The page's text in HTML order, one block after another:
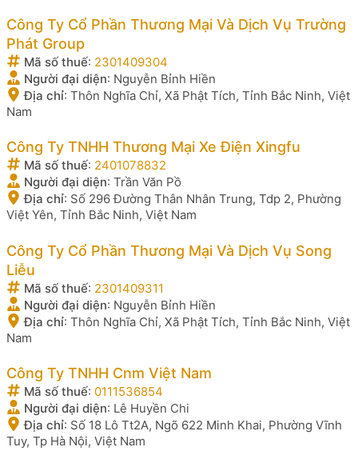
Công Ty Cổ Phần Thương Mại Và Dịch Vụ Trường
Phát Group
Mã số thuế: 2301409304
Người đại diện: Nguyễn Bỉnh Hiền
Địa chỉ: Thôn Nghĩa Chỉ, Xã Phật Tích, Tỉnh Bắc Ninh, Việt
Nam
Công Ty TNHH Thương Mại Xe Điện Xingfu
Mã số thuế: 2401078832
Người đại diện: Trần Văn Pồ
Địa chỉ: Số 296 Đường Thân Nhân Trung, Tdp 2, Phường
Việt Yên, Tỉnh Bắc Ninh, Việt Nam
Công Ty Cổ Phần Thương Mại Và Dịch Vụ Song
Liễu
Mã số thuế: 2301409311
Người đại diện: Nguyễn Bỉnh Hiền
Địa chỉ: Thôn Nghĩa Chỉ, Xã Phật Tích, Tỉnh Bắc Ninh, Việt
Nam
Công Ty TNHH Cnm Việt Nam
Mã số thuế: 0111536854
Người đại diện: Lê Huyền Chi
Địa chỉ: Số 18 Lô Tt2A, Ngõ 622 Minh Khai, Phường Vĩnh
Tuy, Tp Hà Nội, Việt Nam